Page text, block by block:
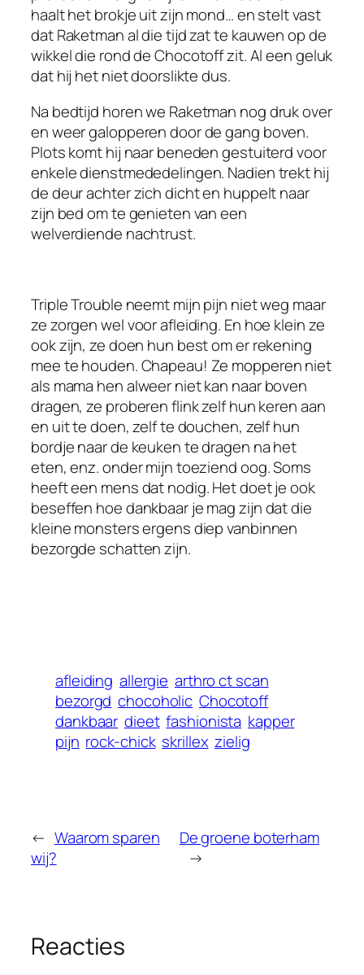
haalt het brokje uit zijn mond… en stelt vast
dat Raketman al die tijd zat te kauwen op de
wikkel die rond de Chocotoff zit. Al een geluk
dat hij het niet doorslikte dus.
Na bedtijd horen we Raketman nog druk over
en weer galopperen door de gang boven.
Plots komt hij naar beneden gestuiterd voor
enkele dienstmededelingen. Nadien trekt hij
de deur achter zich dicht en huppelt naar
zijn bed om te genieten van een
welverdiende nachtrust.
Triple Trouble neemt mijn pijn niet weg maar
ze zorgen wel voor afleiding. En hoe klein ze
ook zijn, ze doen hun best om er rekening
mee te houden. Chapeau! Ze mopperen niet
als mama hen alweer niet kan naar boven
dragen, ze proberen flink zelf hun keren aan
en uit te doen, zelf te douchen, zelf hun
bordje naar de keuken te dragen na het
eten, enz. onder mijn toeziend oog. Soms
heeft een mens dat nodig. Het doet je ook
beseffen hoe dankbaar je mag zijn dat die
kleine monsters ergens diep vanbinnen
bezorgde schatten zijn.
afleiding allergie arthro ct scan
bezorgd chocoholic Chocotoff
dankbaar dieet fashionista kapper
pijn rock-chick skrillex zielig
← Waarom sparen
wij?
De groene boterham
→
Reacties